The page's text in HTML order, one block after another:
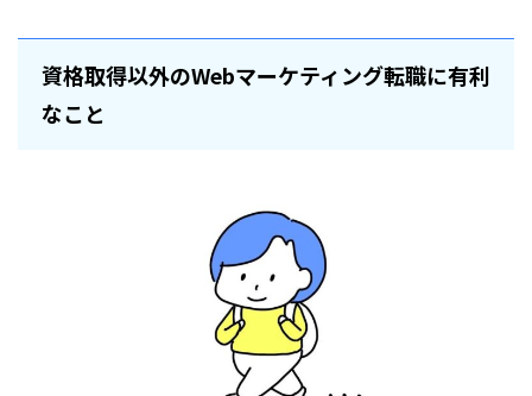
資格取得以外のWebマーケティング転職に有利
なこと